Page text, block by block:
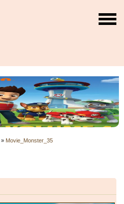
» Movie_Monster_35